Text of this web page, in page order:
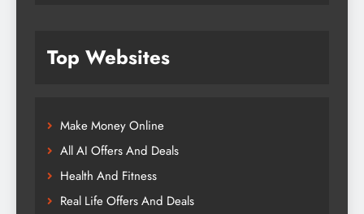
Top Websites
Make Money Online
All AI Offers And Deals
Health And Fitness
Real Life Offers And Deals